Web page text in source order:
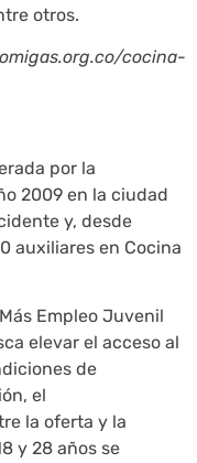
otros.
cocina-
por la
2009 en la ciudad
y, desde
auxiliares en Cocina
Empleo Juvenil
elevar el acceso al
de
el
la oferta y la
y 28 años se